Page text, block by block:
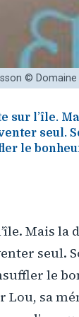
©
sur l’île.
seul.
le
Mais la
seul.
le
Lou, sa